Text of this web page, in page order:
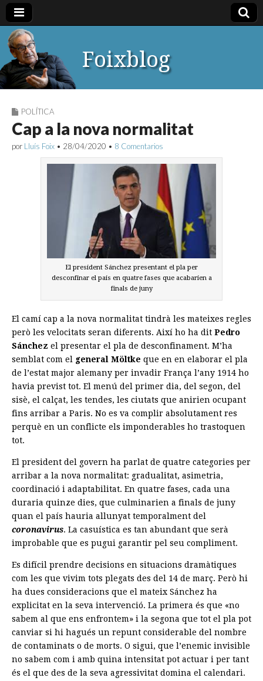
Foixblog
POLÍTICA
Cap a la nova normalitat
por Lluís Foix • 28/04/2020 • 8 Comentarios
El president Sánchez presentant el pla per
desconfinar el pais en quatre fases que acabarien a
finals de juny
El camí cap a la nova normalitat tindrà les mateixes regles
però les velocitats seran diferents. Així ho ha dit Pedro
Sánchez el presentar el pla de desconfinament. M’ha
semblat com el general Möltke que en en elaborar el pla
de l’estat major alemany per invadir França l’any 1914 ho
havia previst tot. El menú del primer dia, del segon, del
sisè, el calçat, les tendes, les ciutats que anirien ocupant
fins arribar a Paris. No es va complir absolutament res
perquè en un conflicte els imponderables ho trastoquen
tot.
El president del govern ha parlat de quatre categories per
arribar a la nova normalitat: gradualitat, asimetria,
coordinació i adaptabilitat. En quatre fases, cada una
duraria quinze dies, que culminarien a finals de juny
quan el país hauria allunyat temporalment del
coronavirus. La casuística es tan abundant que serà
improbable que es pugui garantir pel seu compliment.
Es difícil prendre decisions en situacions dramàtiques
com les que vivim tots plegats des del 14 de març. Però hi
ha dues consideracions que el mateix Sánchez ha
explicitat en la seva intervenció. La primera és que «no
sabem al que ens enfrontem» i la segona que tot el pla pot
canviar si hi hagués un repunt considerable del nombre
de contaminats o de morts. O sigui, que l’enemic invisible
no sabem com i amb quina intensitat pot actuar i per tant
és el que des de la seva agressivitat domina el calendari.